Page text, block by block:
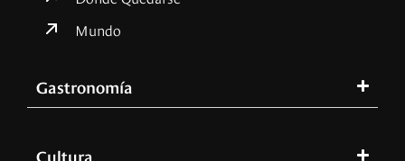
Mundo
Gastronomía
Cultura